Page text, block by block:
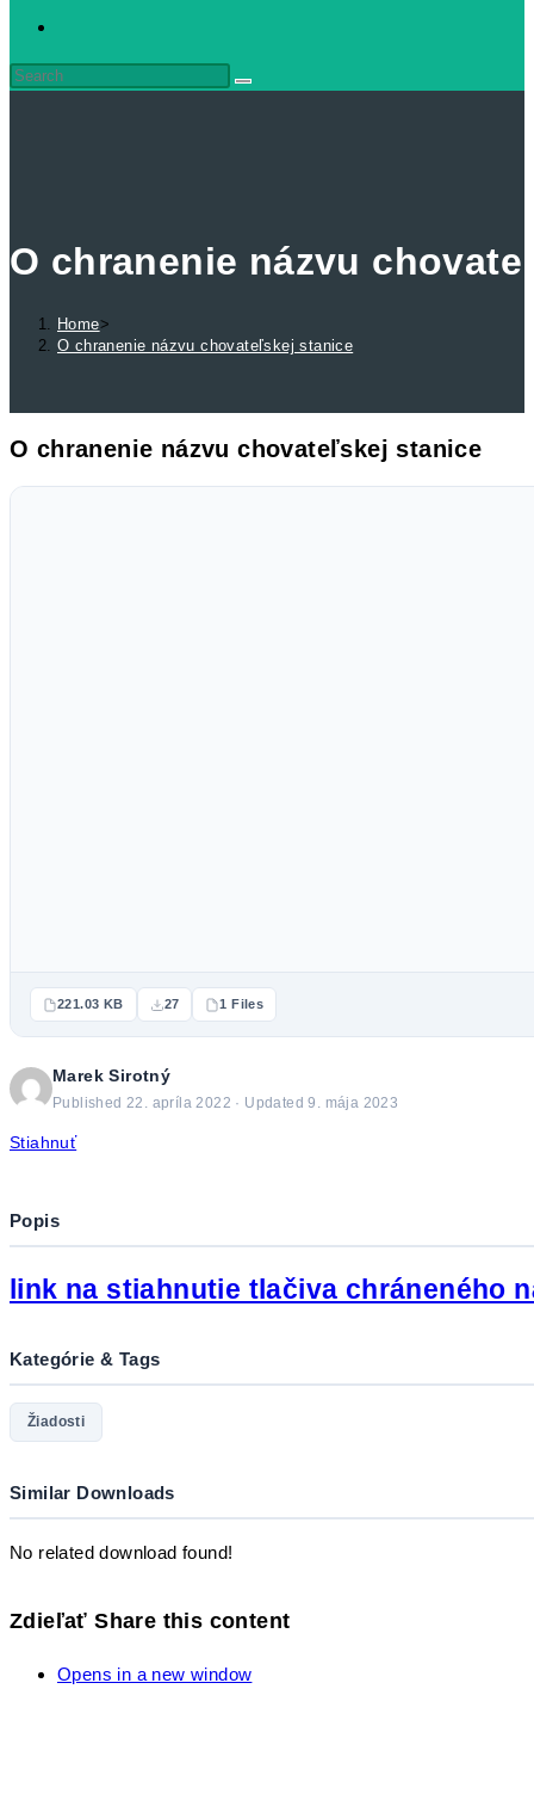
O chranenie názvu
Home>
O chranenie názvu chovateľskej stanice
O chranenie názvu chovateľskej stanice
221.03 KB 27 1 Files
Marek Sirotný
Published 22. apríla 2022 · Updated 9. mája 2023
Stiahnuť
Popis
link na stiahnutie tlačiva chráneného
Kategórie & Tags
Žiadosti
Similar Downloads
No related download found!
Zdieľať Share this content
Opens in a new window